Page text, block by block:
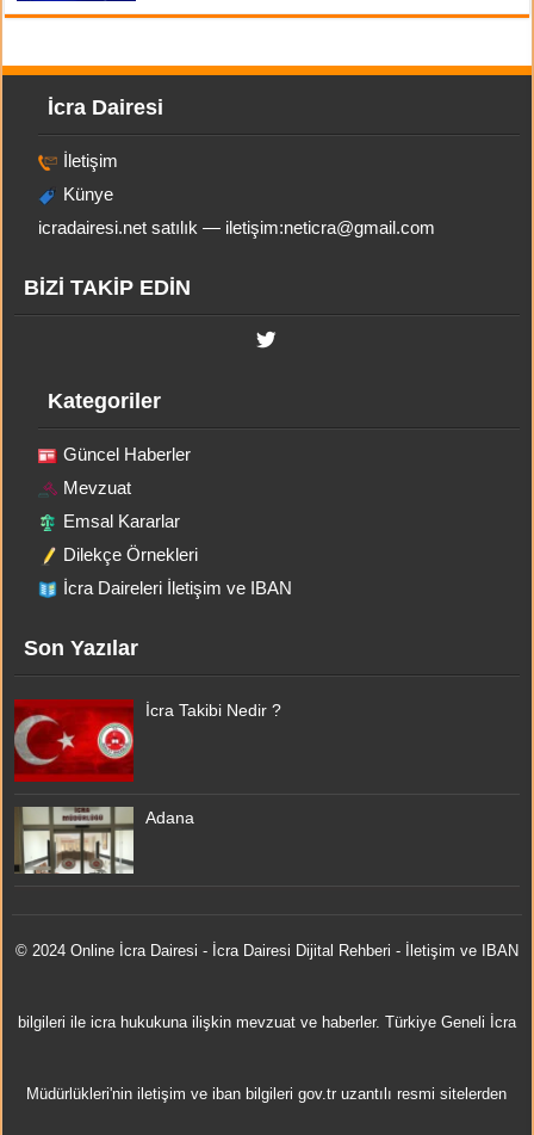
İcra Dairesi
İletişim
Künye
icradairesi.net satılık — iletişim:neticra@gmail.com
BİZİ TAKİP EDİN
Kategoriler
Güncel Haberler
Mevzuat
Emsal Kararlar
Dilekçe Örnekleri
İcra Daireleri İletişim ve IBAN
Son Yazılar
İcra Takibi Nedir ?
Adana
© 2024 Online İcra Dairesi - İcra Dairesi Dijital Rehberi - İletişim ve IBAN
bilgileri ile icra hukukuna ilişkin mevzuat ve haberler. Türkiye Geneli İcra
Müdürlükleri'nin iletişim ve iban bilgileri gov.tr uzantılı resmi sitelerden